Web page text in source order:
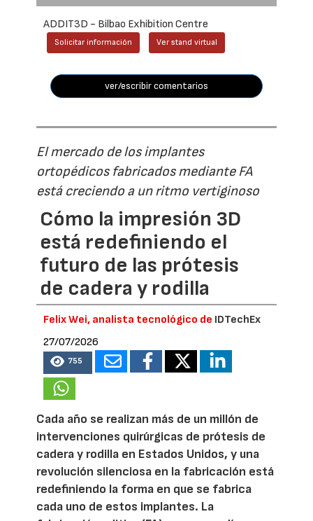
ADDIT3D - Bilbao Exhibition Centre
Solicitar información Ver stand virtual
ver/escribir comentarios
El mercado de los implantes
ortopédicos fabricados mediante FA
está creciendo a un ritmo vertiginoso
Cómo la impresión 3D
está redefiniendo el
futuro de las prótesis
de cadera y rodilla
Felix Wei, analista tecnológico de IDTechEx
27/07/2026
755
Cada año se realizan más de un millón de
intervenciones quirúrgicas de prótesis de
cadera y rodilla en Estados Unidos, y una
revolución silenciosa en la fabricación está
redefiniendo la forma en que se fabrica
cada uno de estos implantes. La